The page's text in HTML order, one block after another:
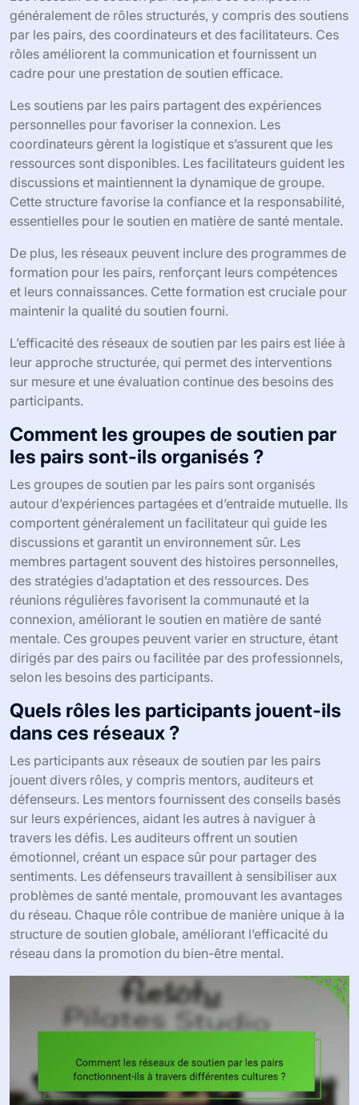
généralement de rôles structurés, y compris des soutiens
par les pairs, des coordinateurs et des facilitateurs. Ces
rôles améliorent la communication et fournissent un
cadre pour une prestation de soutien efficace.
Les soutiens par les pairs partagent des expériences
personnelles pour favoriser la connexion. Les
coordinateurs gèrent la logistique et s’assurent que les
ressources sont disponibles. Les facilitateurs guident les
discussions et maintiennent la dynamique de groupe.
Cette structure favorise la confiance et la responsabilité,
essentielles pour le soutien en matière de santé mentale.
De plus, les réseaux peuvent inclure des programmes de
formation pour les pairs, renforçant leurs compétences
et leurs connaissances. Cette formation est cruciale pour
maintenir la qualité du soutien fourni.
L’efficacité des réseaux de soutien par les pairs est liée à
leur approche structurée, qui permet des interventions
sur mesure et une évaluation continue des besoins des
participants.
Comment les groupes de soutien par
les pairs sont-ils organisés ?
Les groupes de soutien par les pairs sont organisés
autour d’expériences partagées et d’entraide mutuelle. Ils
comportent généralement un facilitateur qui guide les
discussions et garantit un environnement sûr. Les
membres partagent souvent des histoires personnelles,
des stratégies d’adaptation et des ressources. Des
réunions régulières favorisent la communauté et la
connexion, améliorant le soutien en matière de santé
mentale. Ces groupes peuvent varier en structure, étant
dirigés par des pairs ou facilitée par des professionnels,
selon les besoins des participants.
Quels rôles les participants jouent-ils
dans ces réseaux ?
Les participants aux réseaux de soutien par les pairs
jouent divers rôles, y compris mentors, auditeurs et
défenseurs. Les mentors fournissent des conseils basés
sur leurs expériences, aidant les autres à naviguer à
travers les défis. Les auditeurs offrent un soutien
émotionnel, créant un espace sûr pour partager des
sentiments. Les défenseurs travaillent à sensibiliser aux
problèmes de santé mentale, promouvant les avantages
du réseau. Chaque rôle contribue de manière unique à la
structure de soutien globale, améliorant l’efficacité du
réseau dans la promotion du bien-être mental.